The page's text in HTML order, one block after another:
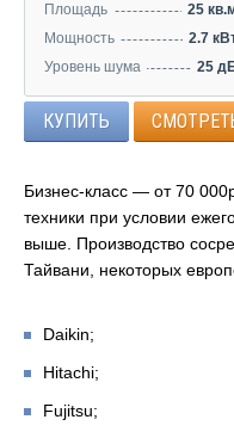
Площадь
25
Мощность
2.7
Уровень шума
25
КУПИТЬ
Бизнес-класс — от 70
техники при условии
выше. Производство
Тайвани, некоторых
Daikin;
Hitachi;
Fujitsu;